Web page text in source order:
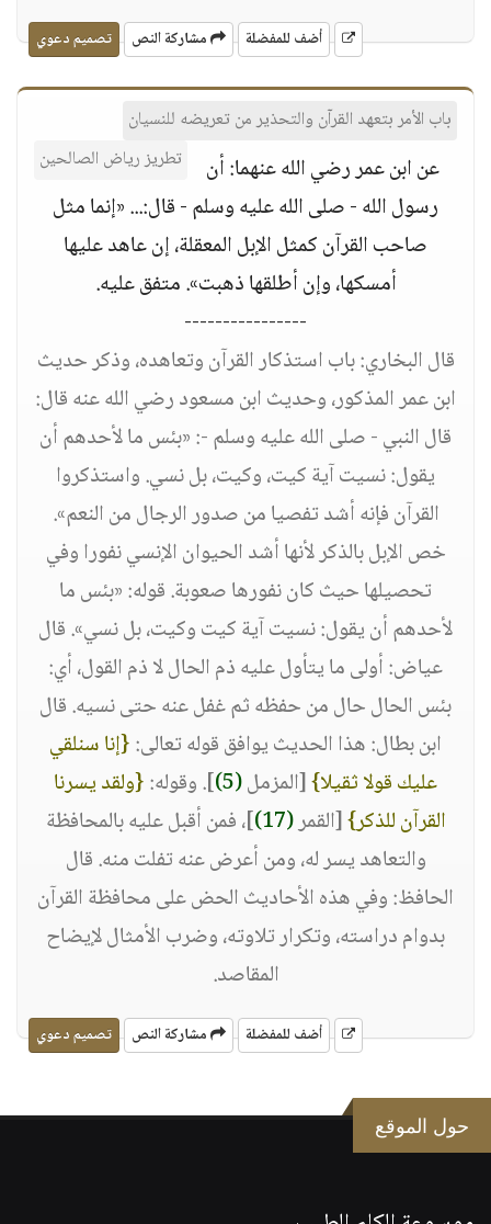
أضف للمفضلة مشاركة النص تصميم دعوي
باب الأمر بتعهد القرآن والتحذير من تعريضه للنسيان
تطريز رياض الصالحين
عن ابن عمر رضي الله عنهما: أن
رسول الله - صلى الله عليه وسلم - قال:... «إنما مثل
صاحب القرآن كمثل الإبل المعقلة، إن عاهد عليها
أمسكها، وإن أطلقها ذهبت». متفق عليه.
----------------
قال البخاري: باب استذكار القرآن وتعاهده، وذكر حديث
ابن عمر المذكور، وحديث ابن مسعود رضي الله عنه قال:
قال النبي - صلى الله عليه وسلم -: «بئس ما لأحدهم أن
يقول: نسيت آية كيت، وكيت، بل نسي. واستذكروا
القرآن فإنه أشد تفصيا من صدور الرجال من النعم».
خص الإبل بالذكر لأنها أشد الحيوان الإنسي نفورا وفي
تحصيلها حيث كان نفورها صعوبة. قوله: «بئس ما
لأحدهم أن يقول: نسيت آية كيت وكيت، بل نسي». قال
عياض: أولى ما يتأول عليه ذم الحال لا ذم القول، أي:
بئس الحال حال من حفظه ثم غفل عنه حتى نسيه. قال
ابن بطال: هذا الحديث يوافق قوله تعالى:{إنا سنلقي
عليك قولا ثقيلا}[المزمل(5) ]. وقوله:{ولقد يسرنا
القرآن للذكر}[القمر(17)
]، فمن أقبل عليه بالمحافظة
والتعاهد يسر له، ومن أعرض عنه تفلت منه. قال
الحافظ: وفي هذه الأحاديث الحض على محافظة القرآن
بدوام دراسته، وتكرار تلاوته، وضرب الأمثال لإيضاح
المقاصد.
أضف للمفضلة مشاركة النص تصميم دعوي
حول الموقع